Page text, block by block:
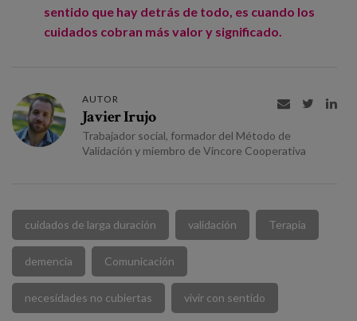
sentido que hay detrás de todo, es cuando los
cuidados cobran más valor y significado.
AUTOR
Javier Irujo
Trabajador social, formador del Método de
Validación y miembro de Vincore Cooperativa
  
cuidados de larga duración validación Terapia
demencia Comunicación
necesidades no cubiertas vivir con sentido